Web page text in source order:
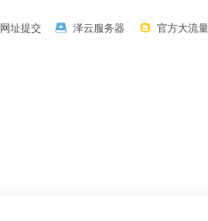
网址提交 泽云服务器 官方大流